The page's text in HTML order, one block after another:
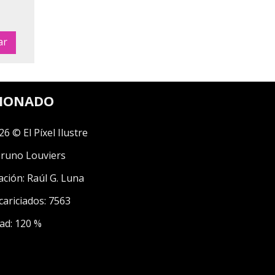
© El Píxel Ilustre
Louviers
Raúl G. Luna
7563
120 %